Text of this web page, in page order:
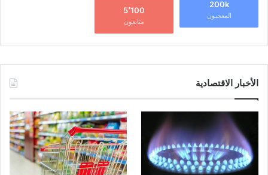
200k
المعجبون
5٬100
متابعون
الأخبار الاقتصادية